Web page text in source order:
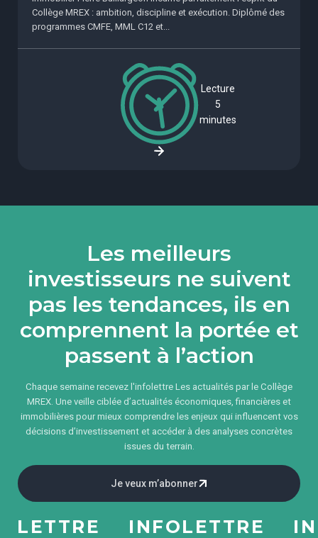
Collège MREX : ambition, discipline et exécution. Diplômé des
programmes CMFE, MML C12 et...
Lecture
5
minutes
Les meilleurs
investisseurs ne suivent
pas les tendances, ils en
comprennent la portée et
passent à l’action
Chaque semaine recevez l'infolettre Les actualités par le Collège
MREX. Une veille ciblée d’actualités économiques, financières et
immobilières pour mieux comprendre les enjeux qui influencent vos
décisions d’investissement et accéder à des analyses concrètes
issues du terrain.
Je veux m’abonner
INFOLETTRE